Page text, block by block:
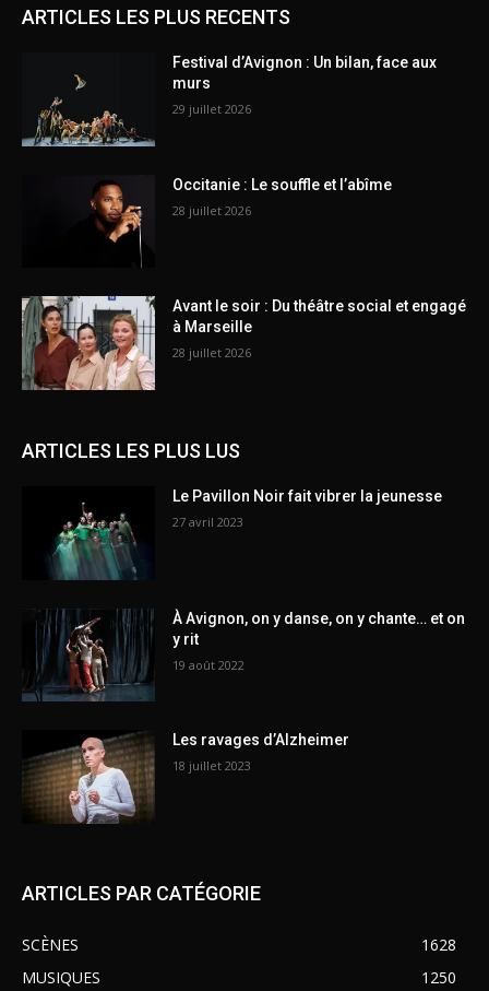
ARTICLES LES PLUS RECENTS
Festival d’Avignon : Un bilan, face aux
murs
29 juillet 2026
Occitanie : Le souffle et l’abîme
28 juillet 2026
Avant le soir : Du théâtre social et engagé
à Marseille
28 juillet 2026
ARTICLES LES PLUS LUS
Le Pavillon Noir fait vibrer la jeunesse
27 avril 2023
À Avignon, on y danse, on y chante… et on
y rit
19 août 2022
Les ravages d’Alzheimer
18 juillet 2023
ARTICLES PAR CATÉGORIE
SCÈNES
1628
MUSIQUES
1250